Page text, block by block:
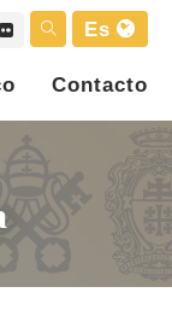
Es
Contacto